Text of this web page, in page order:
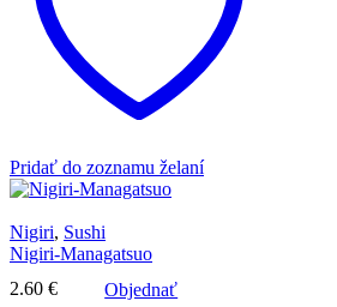
Pridať do zoznamu želaní
Nigiri, Sushi
Nigiri-Managatsuo
2.60 € Objednať